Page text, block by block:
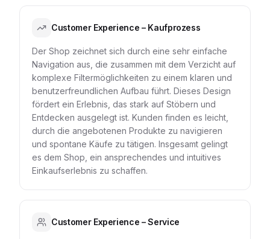
Customer Experience – Kaufprozess
Der Shop zeichnet sich durch eine sehr einfache
Navigation aus, die zusammen mit dem Verzicht auf
komplexe Filtermöglichkeiten zu einem klaren und
benutzerfreundlichen Aufbau führt. Dieses Design
fördert ein Erlebnis, das stark auf Stöbern und
Entdecken ausgelegt ist. Kunden finden es leicht,
durch die angebotenen Produkte zu navigieren
und spontane Käufe zu tätigen. Insgesamt gelingt
es dem Shop, ein ansprechendes und intuitives
Einkaufserlebnis zu schaffen.
Customer Experience – Service